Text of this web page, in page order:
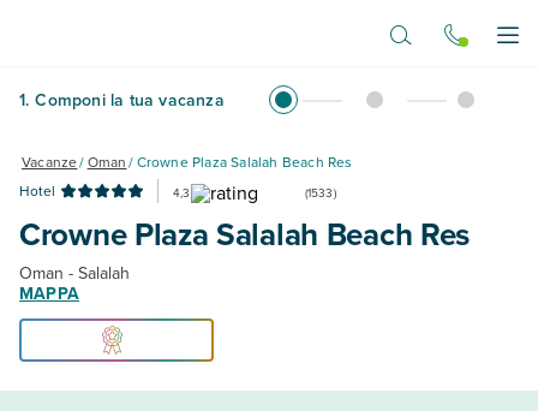
1. Componi la tua vacanza
Vacanze/Oman/Crowne Plaza Salalah Beach Res
Hotel
4,3 (1533)
Crowne Plaza Salalah Beach Res
Oman - Salalah
MAPPA